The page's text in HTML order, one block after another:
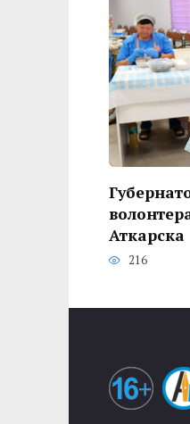
Аткарска
216